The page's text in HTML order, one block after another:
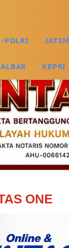
POLRI JATIM
KEPRI
ONE